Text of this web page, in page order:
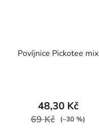
Povíjnice Pickotee mix
48,30 Kč
69 Kč (–30 %)